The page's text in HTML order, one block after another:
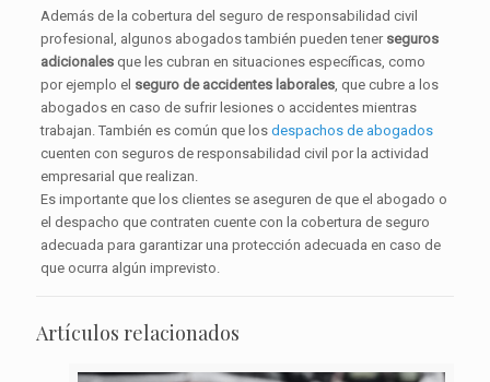
Además de la cobertura del seguro de responsabilidad civil
profesional, algunos abogados también pueden tener seguros
adicionalesque les cubran en situaciones específicas, como
por ejemplo el seguro de accidentes laborales, que cubre a los
abogados en caso de sufrir lesiones o accidentes mientras
trabajan. También es común que los despachos de abogados
cuenten con seguros de responsabilidad civil por la actividad
empresarial que realizan.
Es importante que los clientes se aseguren de que el abogado o
el despacho que contraten cuente con la cobertura de seguro
adecuada para garantizar una protección adecuada en caso de
que ocurra algún imprevisto.
Artículos relacionados